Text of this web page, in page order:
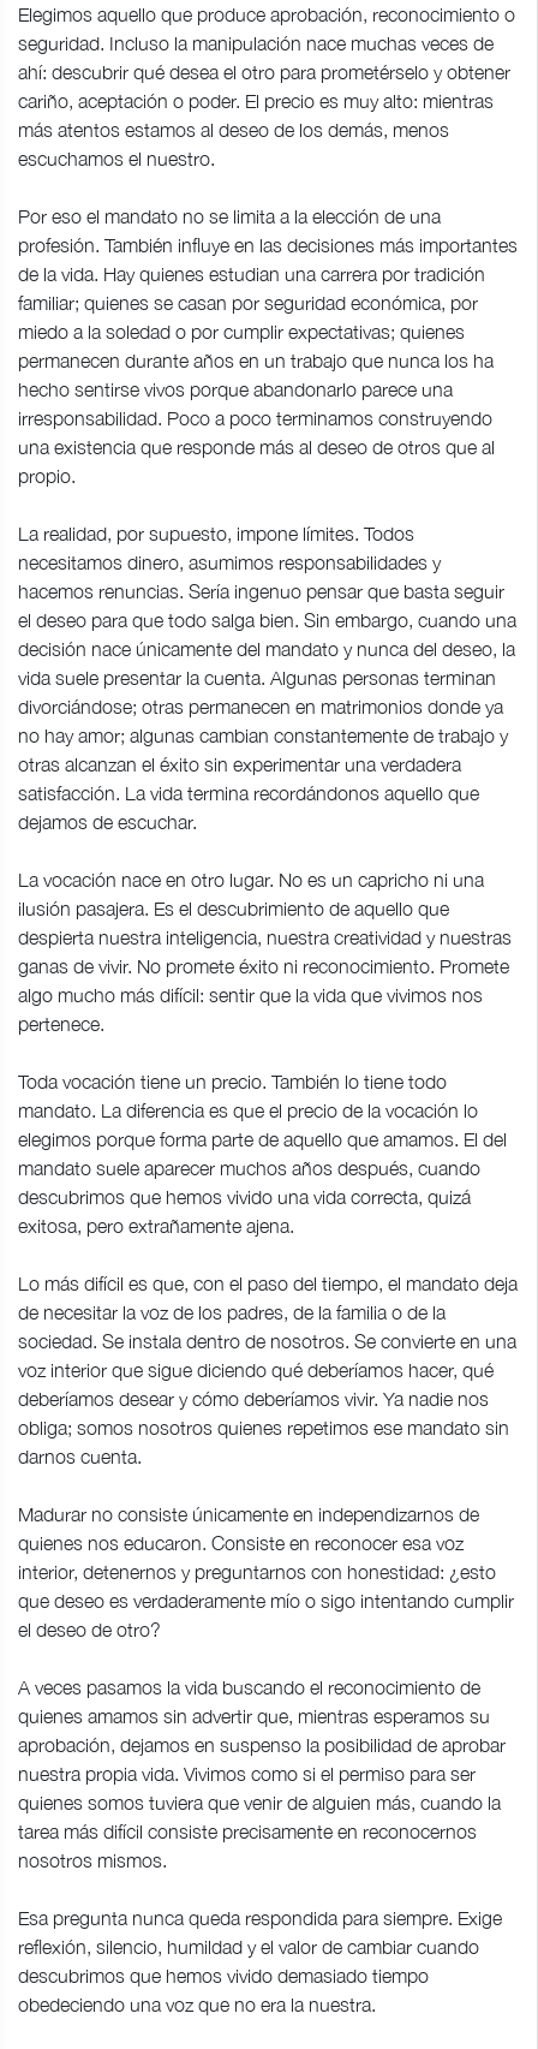
Elegimos aquello que produce aprobación, reconocimiento o
seguridad. Incluso la manipulación nace muchas veces de
ahí: descubrir qué desea el otro para prometérselo y obtener
cariño, aceptación o poder. El precio es muy alto: mientras
más atentos estamos al deseo de los demás, menos
escuchamos el nuestro.
Por eso el mandato no se limita a la elección de una
profesión. También influye en las decisiones más importantes
de la vida. Hay quienes estudian una carrera por tradición
familiar; quienes se casan por seguridad económica, por
miedo a la soledad o por cumplir expectativas; quienes
permanecen durante años en un trabajo que nunca los ha
hecho sentirse vivos porque abandonarlo parece una
irresponsabilidad. Poco a poco terminamos construyendo
una existencia que responde más al deseo de otros que al
propio.
La realidad, por supuesto, impone límites. Todos
necesitamos dinero, asumimos responsabilidades y
hacemos renuncias. Sería ingenuo pensar que basta seguir
el deseo para que todo salga bien. Sin embargo, cuando una
decisión nace únicamente del mandato y nunca del deseo, la
vida suele presentar la cuenta. Algunas personas terminan
divorciándose; otras permanecen en matrimonios donde ya
no hay amor; algunas cambian constantemente de trabajo y
otras alcanzan el éxito sin experimentar una verdadera
satisfacción. La vida termina recordándonos aquello que
dejamos de escuchar.
La vocación nace en otro lugar. No es un capricho ni una
ilusión pasajera. Es el descubrimiento de aquello que
despierta nuestra inteligencia, nuestra creatividad y nuestras
ganas de vivir. No promete éxito ni reconocimiento. Promete
algo mucho más difícil: sentir que la vida que vivimos nos
pertenece.
Toda vocación tiene un precio. También lo tiene todo
mandato. La diferencia es que el precio de la vocación lo
elegimos porque forma parte de aquello que amamos. El del
mandato suele aparecer muchos años después, cuando
descubrimos que hemos vivido una vida correcta, quizá
exitosa, pero extrañamente ajena.
Lo más difícil es que, con el paso del tiempo, el mandato deja
de necesitar la voz de los padres, de la familia o de la
sociedad. Se instala dentro de nosotros. Se convierte en una
voz interior que sigue diciendo qué deberíamos hacer, qué
deberíamos desear y cómo deberíamos vivir. Ya nadie nos
obliga; somos nosotros quienes repetimos ese mandato sin
darnos cuenta.
Madurar no consiste únicamente en independizarnos de
quienes nos educaron. Consiste en reconocer esa voz
interior, detenernos y preguntarnos con honestidad: ¿esto
que deseo es verdaderamente mío o sigo intentando cumplir
el deseo de otro?
A veces pasamos la vida buscando el reconocimiento de
quienes amamos sin advertir que, mientras esperamos su
aprobación, dejamos en suspenso la posibilidad de aprobar
nuestra propia vida. Vivimos como si el permiso para ser
quienes somos tuviera que venir de alguien más, cuando la
tarea más difícil consiste precisamente en reconocernos
nosotros mismos.
Esa pregunta nunca queda respondida para siempre. Exige
reflexión, silencio, humildad y el valor de cambiar cuando
descubrimos que hemos vivido demasiado tiempo
obedeciendo una voz que no era la nuestra.